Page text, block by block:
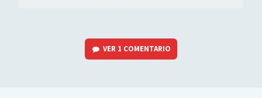
VER 1 COMENTARIO